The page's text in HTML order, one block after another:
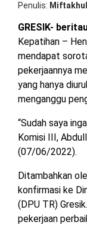
BERITABARU.CO
KABARBARU.CO
SERIKATNEWS.COM
LANGGAR.CO
JOBNAS.COM
SURAU.CO
REDAKSI
TENTANG
KAMI
KERJASAMA
PEDOMAN
MEDIA
CYBER
Penulis
GRESIK-
Kepatihan –
mendapat
pekerjaannya
yang hanya
menganggu
“Sudah saya
Komisi III,
(07/06/2022).
Ditambahkan
konfirmasi ke
(DPU TR)
pekerjaan